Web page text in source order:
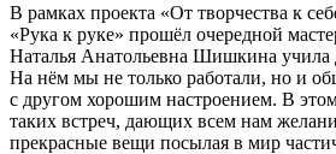
В рамках проекта «От творчества к
«Рука к руке» прошёл очередной
Наталья Анатольевна Шишкина учила
На нём мы не только работали, но и
с другом хорошим настроением. В
таких встреч, дающих всем нам
прекрасные вещи посылая в мир